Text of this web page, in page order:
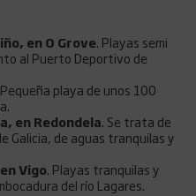
en O Grove. Playas semi
al Puerto Deportivo de
playa de unos 100
en Redondela. Se trata de
Galicia, de aguas tranquilas y
Vigo. Playas tranquilas y
del río Lagares.